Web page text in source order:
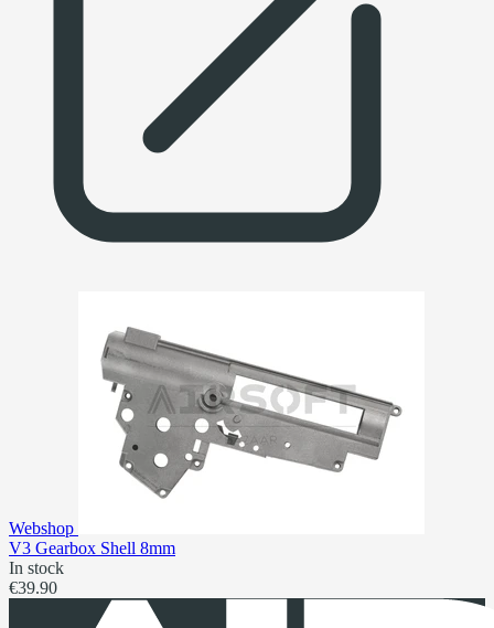
Webshop
V3 Gearbox Shell 8mm
In stock
€39.90